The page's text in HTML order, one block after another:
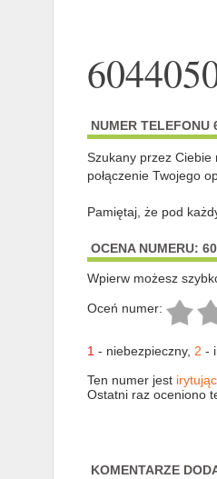
NUMER TELEFONU
Szukany przez
połączenie Twojego
Pamiętaj, że pod
OCENA NUMERU:
Wpierw możesz
Oceń numer:
1- niebezpieczny, 2 -
Ten numer jest
Ostatni raz oceniono
KOMENTARZE